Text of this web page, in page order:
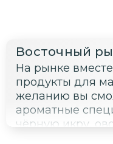
Восточный
На рынке
продукты для
желанию вы
ароматные
чёрную икру,